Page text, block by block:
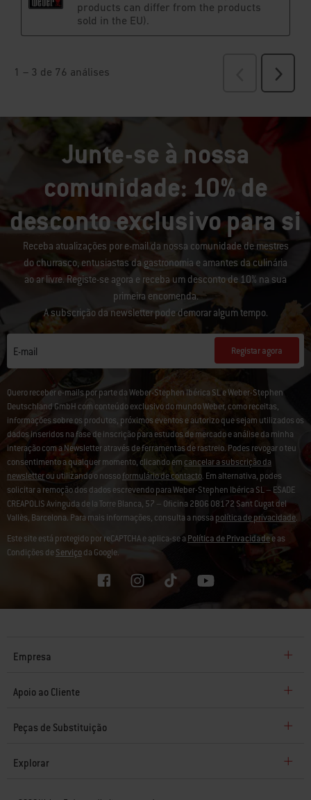
Junte-se à nossa
comunidade: 10% de
desconto exclusivo para si
Receba atualizações por e-mail da nossa comunidade de mestres
do churrasco, entusiastas da gastronomia e amantes da culinária
ao ar livre. Registe-se agora e receba um desconto de 10% na sua
primeira encomenda.
A subscrição da newsletter pode demorar algum tempo.
E-mail Registar agora
Quero receber e-mails por parte da Weber-Stephen Ibérica SL e Weber-Stephen
Deutschland GmbH com conteúdo exclusivo do mundo Weber, como receitas,
informações sobre os produtos, próximos eventos e autorizo que sejam utilizados os
dados inseridos na fase de inscrição para estudos de mercado e análise da minha
interação com a Newsletter através de ferramentas de rastreio. Podes revogar o teu
consentimento a qualquer momento, clicando em cancelar a subscrição da
newsletterou utilizando o nossoformulário de contacto. Em alternativa, podes
solicitar a remoção dos dados escrevendo para Weber-Stephen Ibérica SL – ESADE
CREAPOLIS Avinguda de la Torre Blanca, 57 – Oficina 2B06 08172 Sant Cugat del
Vallès, Barcelona. Para mais informações, consulta a nossapolítica de privacidade.
Este site está protegido por reCAPTCHA e aplica-se aPolítica de Privacidadee as
Condições deServiçoda Google.
Empresa
Apoio ao Cliente
Peças de Substituição
Explorar